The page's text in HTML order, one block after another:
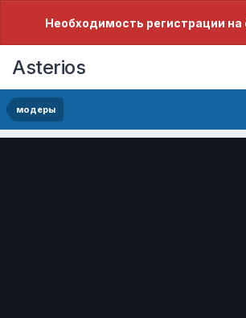
Необходимость регистрации на
Asterios
модеры